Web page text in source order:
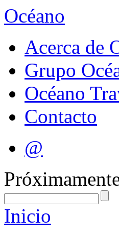
Océano
Acerca de
Grupo
Océano
Contacto
@
Inicio